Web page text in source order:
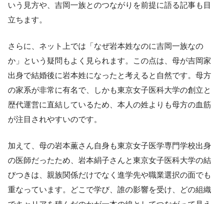
いう見方や、吉岡一族とのつながりを前提に語る記事も目
立ちます。
さらに、ネット上では「なぜ岩本姓なのに吉岡一族なの
か」という疑問もよく見られます。この点は、母が吉岡家
出身で結婚後に岩本姓になったと考えると自然です。母方
の家系が非常に有名で、しかも東京女子医科大学の創立と
歴代運営に直結しているため、本人の姓よりも母方の血筋
が注目されやすいのです。
加えて、母の岩本薫さん自身も東京女子医学専門学校出身
の医師だったため、岩本絹子さんと東京女子医科大学の結
びつきは、親族関係だけでなく進学先や職業選択の面でも
重なっています。どこで学び、誰の影響を受け、どの組織